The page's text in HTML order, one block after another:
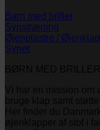
Barn med briller
Synstræning
Øjenplastre / Øjenklap
Synet